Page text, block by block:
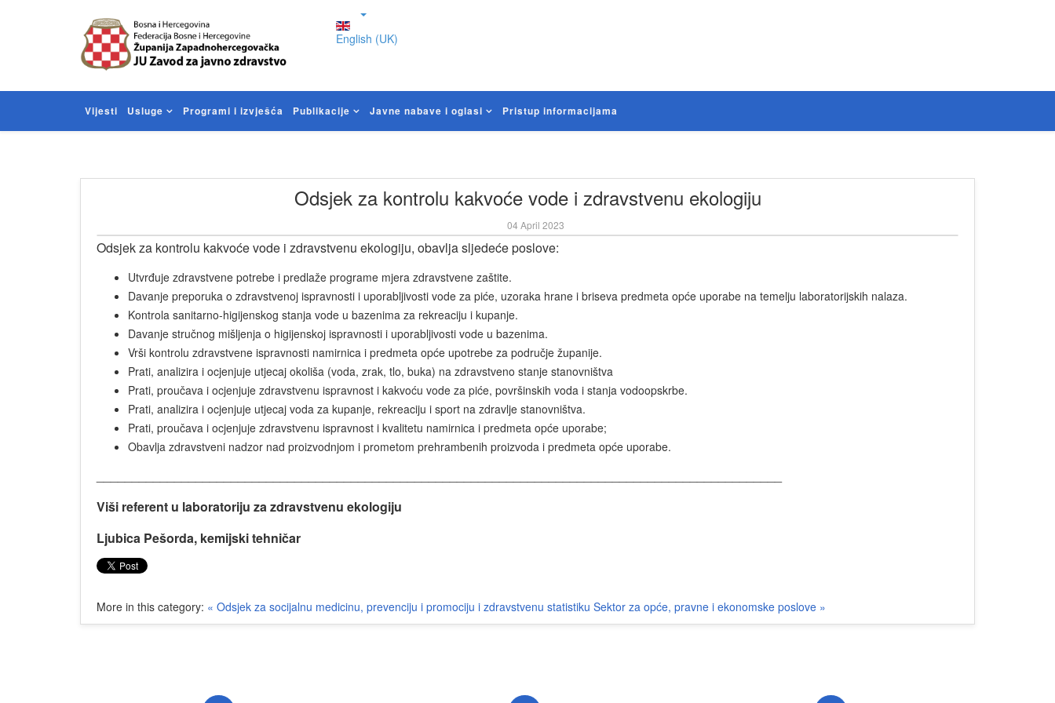
English (UK)
Vijesti Usluge Programi i izvješća Publikacije Javne nabave i oglasi Pristup informacijama
Odsjek za kontrolu kakvoće vode i zdravstvenu ekologiju
04 April 2023
Odsjek za kontrolu kakvoće vode i zdravstvenu ekologiju, obavlja sljedeće poslove:
Utvrđuje zdravstvene potrebe i predlaže programe mjera zdravstvene zaštite.
Davanje preporuka o zdravstvenoj ispravnosti i uporabljivosti vode za piće, uzoraka hrane i briseva predmeta opće uporabe na temelju laboratorijskih nalaza.
Kontrola sanitarno-higijenskog stanja vode u bazenima za rekreaciju i kupanje.
Davanje stručnog mišljenja o higijenskoj ispravnosti i uporabljivosti vode u bazenima.
Vrši kontrolu zdravstvene ispravnosti namirnica i predmeta opće upotrebe za područje županije.
Prati, analizira i ocjenjuje utjecaj okoliša (voda, zrak, tlo, buka) na zdravstveno stanje stanovništva
Prati, proučava i ocjenjuje zdravstvenu ispravnost i kakvoću vode za piće, površinskih voda i stanja vodoopskrbe.
Prati, analizira i ocjenjuje utjecaj voda za kupanje, rekreaciju i sport na zdravlje stanovništva.
Prati, proučava i ocjenjuje zdravstvenu ispravnost i kvalitetu namirnica i predmeta opće uporabe;
Obavlja zdravstveni nadzor nad proizvodnjom i prometom prehrambenih proizvoda i predmeta opće uporabe.
Viši referent u laboratoriju za zdravstvenu ekologiju
Ljubica Pešorda, kemijski tehničar
More in this category: « Odsjek za socijalnu medicinu, prevenciju i promociju i zdravstvenu statistiku Sektor za opće, pravne i ekonomske poslove »